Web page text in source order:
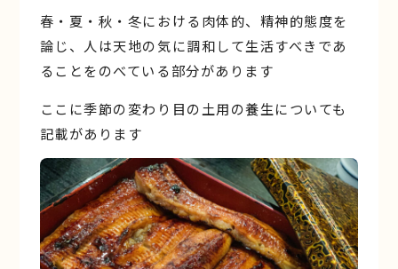
春・夏・秋・冬における肉体的、精神的態度を
論じ、人は天地の気に調和して生活すべきであ
ることをのべている部分があります
ここに季節の変わり目の土用の養生についても
記載があります